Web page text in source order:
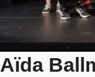
Aïda